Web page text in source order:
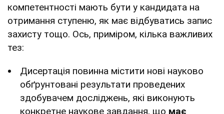
компетентності мають бути у кандидата на
отримання ступеню, як має відбуватись запис
захисту тощо. Ось, приміром, кілька важливих
тез:
Дисертація повинна містити нові науково
обґрунтовані результати проведених
здобувачем досліджень, які виконують
конкретне наукове завдання, що має